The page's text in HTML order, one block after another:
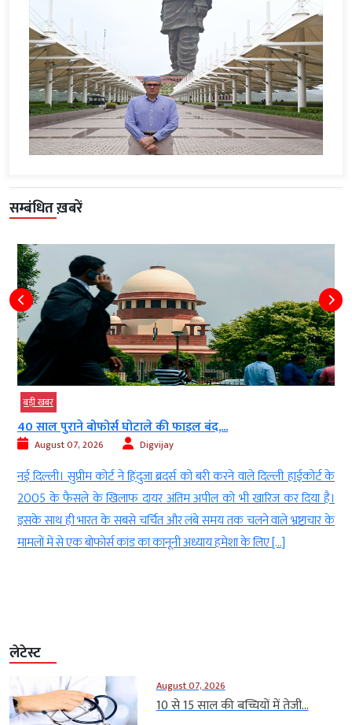
सम्बंधित ख़बरें
बड़ी खबर
40 साल पुराने बोफोर्स घोटाले की फाइल बंद,...
August 07, 2026 Digvijay
नई दिल्ली। सुप्रीम कोर्ट ने हिंदुजा ब्रदर्स को बरी करने वाले दिल्ली हाईकोर्ट के
2005 के फैसले के खिलाफ दायर अंतिम अपील को भी खारिज कर दिया है।
इसके साथ ही भारत के सबसे चर्चित और लंबे समय तक चलने वाले भ्रष्टाचार के
मामलों में से एक बोफोर्स कांड का कानूनी अध्याय हमेशा के लिए […]
लेटेस्ट
August 07, 2026
10 से 15 साल की बच्चियों में तेजी...